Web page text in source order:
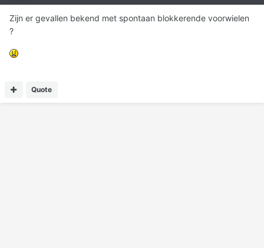
Zijn er gevallen bekend met spontaan blokkerende voorwielen
?
Quote